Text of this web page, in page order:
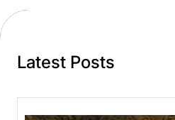
Latest Posts